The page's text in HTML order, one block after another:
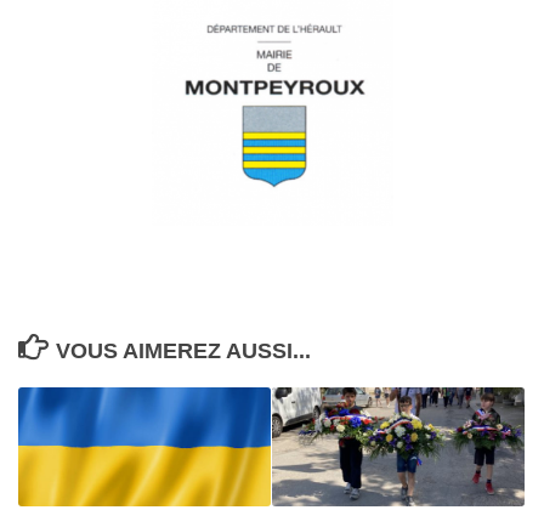
VOUS AIMEREZ AUSSI...